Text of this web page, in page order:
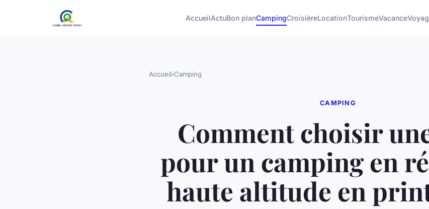
AccueilActuBon planCampingCroisièreLocationTourismeVacance
Accueil›Camping
CAMPING
Comment choisir
pour un camping en
haute altitude en